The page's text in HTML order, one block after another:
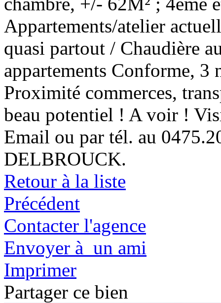
Appartements/atelier
quasi partout / Chaudière
appartements Conforme,
Proximité commerces,
beau potentiel ! A voir !
Email ou par tél. au
DELBROUCK.
Retour à la liste
Précédent
Contacter l'agence
Envoyer à un ami
Imprimer
Partager ce bien